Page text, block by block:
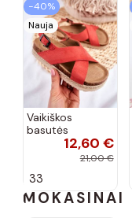
−40%
Nauja
Vaikiškos
basutės
koralinės12,60 €
21,00 €
33
MOKASINAI